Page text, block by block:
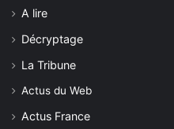
A lire
Décryptage
La Tribune
Actus du Web
Actus France